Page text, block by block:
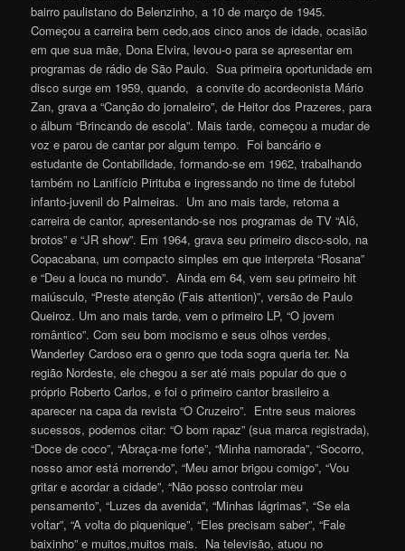
bairro paulistano do Belenzinho, a 10 de março de 1945.
Começou a carreira bem cedo,aos cinco anos de idade, ocasião
em que sua mãe, Dona Elvira, levou-o para se apresentar em
programas de rádio de São Paulo. Sua primeira oportunidade em
disco surge em 1959, quando, a convite do acordeonista Mário
Zan, grava a “Canção do jornaleiro”, de Heitor dos Prazeres, para
o álbum “Brincando de escola”. Mais tarde, começou a mudar de
voz e parou de cantar por algum tempo. Foi bancário e
estudante de Contabilidade, formando-se em 1962, trabalhando
também no Lanifício Pirituba e ingressando no time de futebol
infanto-juvenil do Palmeiras. Um ano mais tarde, retoma a
carreira de cantor, apresentando-se nos programas de TV “Alô,
brotos” e “JR show”. Em 1964, grava seu primeiro disco-solo, na
Copacabana, um compacto simples em que interpreta “Rosana”
e “Deu a louca no mundo”. Ainda em 64, vem seu primeiro hit
maiúsculo, “Preste atenção (Fais attention)”, versão de Paulo
Queiroz. Um ano mais tarde, vem o primeiro LP, “O jovem
romântico”. Com seu bom mocismo e seus olhos verdes,
Wanderley Cardoso era o genro que toda sogra queria ter. Na
região Nordeste, ele chegou a ser até mais popular do que o
próprio Roberto Carlos, e foi o primeiro cantor brasileiro a
aparecer na capa da revista “O Cruzeiro”. Entre seus maiores
sucessos, podemos citar: “O bom rapaz” (sua marca registrada),
“Doce de coco”, “Abraça-me forte”, “Minha namorada”, “Socorro,
nosso amor está morrendo”, “Meu amor brigou comigo”, “Vou
gritar e acordar a cidade”, “Não posso controlar meu
pensamento”, “Luzes da avenida”, “Minhas lágrimas”, “Se ela
voltar”, “A volta do piquenique”, “Eles precisam saber”, “Fale
baixinho” e muitos,muitos mais. Na televisão, atuou no